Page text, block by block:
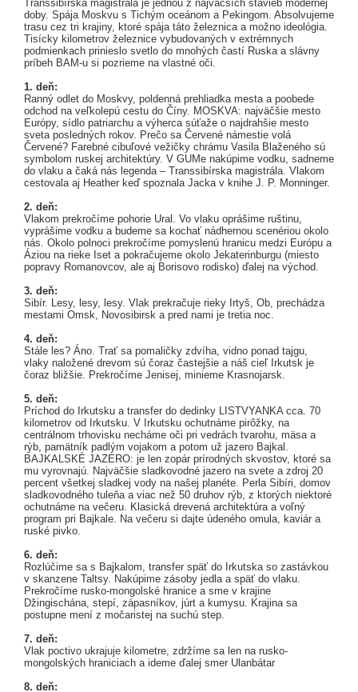
Transsibírska magistrála je jednou z najväčších stavieb modernej
doby. Spája Moskvu s Tichým oceánom a Pekingom. Absolvujeme
trasu cez tri krajiny, ktoré spája táto železnica a možno ideológia.
Tisícky kilometrov železnice vybudovaných v extrémnych
podmienkach prinieslo svetlo do mnohých častí Ruska a slávny
príbeh BAM-u si pozrieme na vlastné oči.
1. deň:
Ranný odlet do Moskvy, poldenná prehliadka mesta a poobede
odchod na veľkolepú cestu do Číny. MOSKVA: najväčšie mesto
Európy, sídlo patriarchu a výherca súťaže o najdrahšie mesto
sveta posledných rokov. Prečo sa Červené námestie volá
Červené? Farebné cibuľové vežičky chrámu Vasila Blaženého sú
symbolom ruskej architektúry. V GUMe nakúpime vodku, sadneme
do vlaku a čaká nás legenda – Transsibírska magistrála. Vlakom
cestovala aj Heather keď spoznala Jacka v knihe J. P. Monninger.
2. deň:
Vlakom prekročíme pohorie Ural. Vo vlaku oprášime ruštinu,
vyprášime vodku a budeme sa kochať nádhernou scenériou okolo
nás. Okolo polnoci prekročíme pomyslenú hranicu medzi Európu a
Áziou na rieke Iset a pokračujeme okolo Jekaterinburgu (miesto
popravy Romanovcov, ale aj Borisovo rodisko) ďalej na východ.
3. deň:
Sibír. Lesy, lesy, lesy. Vlak prekračuje rieky Irtyš, Ob, prechádza
mestami Omsk, Novosibirsk a pred nami je tretia noc.
4. deň:
Stále les? Áno. Trať sa pomaličky zdvíha, vidno ponad tajgu,
vlaky naložené drevom sú čoraz častejšie a náš cieľ Irkutsk je
čoraz bližšie. Prekročíme Jenisej, minieme Krasnojarsk.
5. deň:
Príchod do Irkutsku a transfer do dedinky LISTVYANKA cca. 70
kilometrov od Irkutsku. V Irkutsku ochutnáme pirôžky, na
centrálnom trhovisku necháme oči pri vedrách tvarohu, mäsa a
rýb, pamätník padlým vojakom a potom už jazero Bajkal.
BAJKALSKÉ JAZERO: je len zopár prírodných skvostov, ktoré sa
mu vyrovnajú. Najväčšie sladkovodné jazero na svete a zdroj 20
percent všetkej sladkej vody na našej planéte. Perla Sibíri, domov
sladkovodného tuleňa a viac než 50 druhov rýb, z ktorých niektoré
ochutnáme na večeru. Klasická drevená architektúra a voľný
program pri Bajkale. Na večeru si dajte údeného omula, kaviár a
ruské pivko.
6. deň:
Rozlúčime sa s Bajkalom, transfer späť do Irkutska so zastávkou
v skanzene Taltsy. Nakúpime zásoby jedla a späť do vlaku.
Prekročíme rusko-mongolské hranice a sme v krajine
Džingischána, stepí, zápasníkov, júrt a kumysu. Krajina sa
postupne mení z močaristej na suchú step.
7. deň:
Vlak poctivo ukrajuje kilometre, zdržíme sa len na rusko-
mongolských hraniciach a ideme ďalej smer Ulanbátar
8. deň: